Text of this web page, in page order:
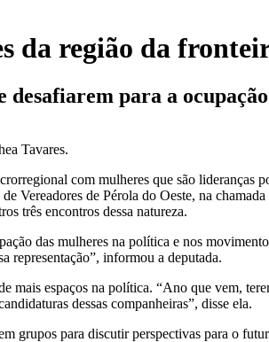
da região da
para a
Tavares.
com mulheres que são lideranças
Vereadores de Pérola do Oeste, na
três encontros dessa natureza.
das mulheres na política e nos
representação”, informou a deputada.
espaços na política. “Ano que vem,
dessas companheiras”, disse ela.
grupos para discutir perspectivas para o